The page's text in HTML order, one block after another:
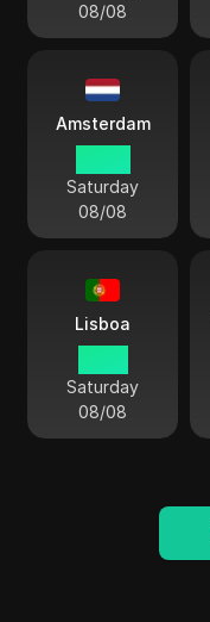
08/08
Amsterdam
Saturday
08/08
Lisboa
Saturday
08/08